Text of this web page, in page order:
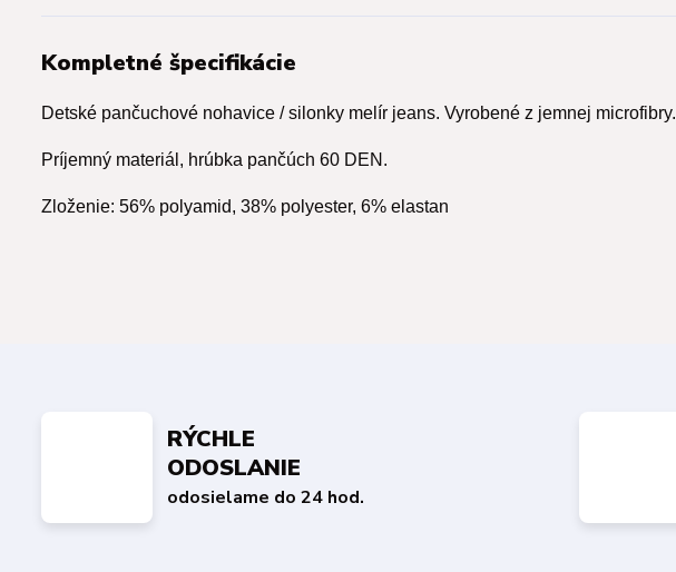
Kompletné špecifikácie
Detské pančuchové nohavice / silonky melír jeans. Vyrobené z jemnej microfibry.
Príjemný materiál, hrúbka pančúch 60 DEN.
Zloženie: 56% polyamid, 38% polyester, 6% elastan
RÝCHLE
ODOSLANIE
odosielame do 24 hod.